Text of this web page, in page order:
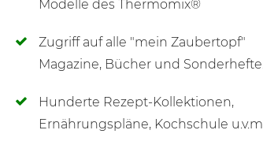
SCHREIBE NEUE NOTIZ
Modelle des Thermomix®
Zugriff auf alle "mein Zaubertopf"
Magazine, Bücher und Sonderhefte.
Hunderte Rezept-Kollektionen,
Ernährungspläne, Kochschule u.v.m.